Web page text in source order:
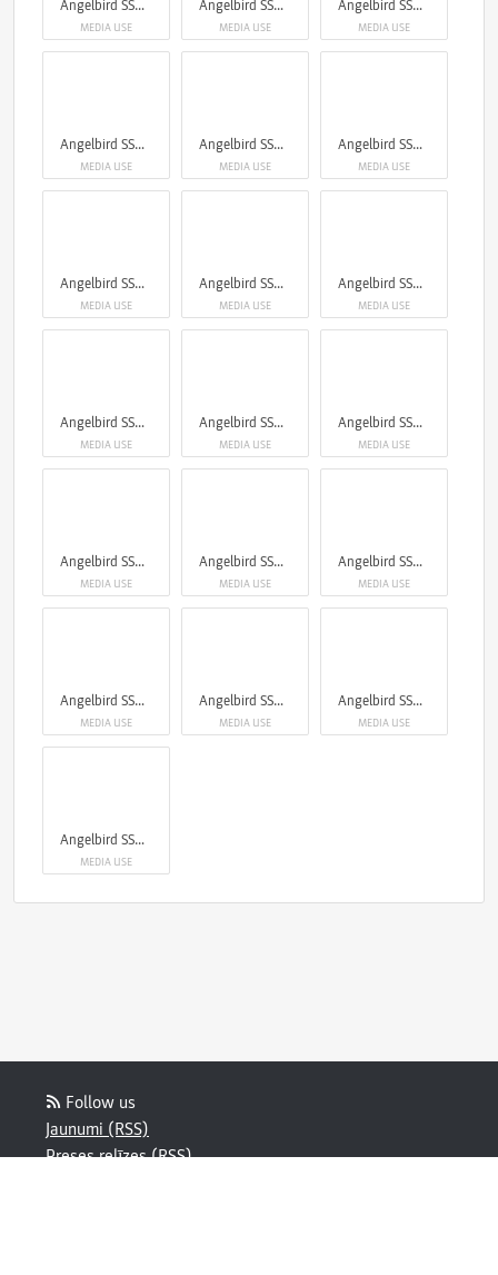
Angelbird SSD2GO & CFexpress 4.0 Type B
MEDIA USE
Angelbird SSD2GO & CFexpress 4.0 Type B
MEDIA USE
Angelbird SSD2GO & CFexpress 4.0 Type B
MEDIA USE
Angelbird SSD2GO & CFexpress 4.0 Type B
MEDIA USE
Angelbird SSD2GO & CFexpress 4.0 Type B
MEDIA USE
Angelbird SSD2GO & CFexpress 4.0 Type B
MEDIA USE
Angelbird SSD2GO & CFexpress 4.0 Type B
MEDIA USE
Angelbird SSD2GO & CFexpress 4.0 Type B
MEDIA USE
Angelbird SSD2GO & CFexpress 4.0 Type B
MEDIA USE
Angelbird SSD2GO & CFexpress 4.0 Type B
MEDIA USE
Angelbird SSD2GO & CFexpress 4.0 Type B
MEDIA USE
Angelbird SSD2GO & CFexpress 4.0 Type B
MEDIA USE
Angelbird SSD2GO & CFexpress 4.0 Type B
MEDIA USE
Angelbird SSD2GO & CFexpress 4.0 Type B
MEDIA USE
Angelbird SSD2GO & CFexpress 4.0 Type B
MEDIA USE
Angelbird SSD2GO & CFexpress 4.0 Type B
MEDIA USE
Angelbird SSD2GO & CFexpress 4.0 Type B
MEDIA USE
Angelbird SSD2GO & CFexpress 4.0 Type B
MEDIA USE
Angelbird SSD2GO & CFexpress 4.0 Type B
MEDIA USE
Follow us
Jaunumi (RSS)
Preses relīzes (RSS)